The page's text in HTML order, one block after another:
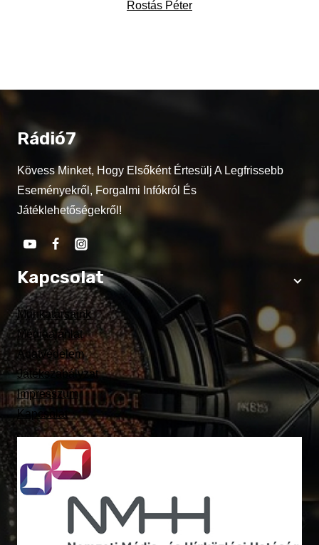
Rostás Péter
Rádió7
Kövess Minket, Hogy Elsőként Értesülj A Legfrissebb
Eseményekről, Forgalmi Infókról És
Játéklehetőségekről!
Kapcsolat
Munkatársaink
Médiaajánlat
Adatvédelem
Játékszabályzat
Impresszum
Kapcsolat